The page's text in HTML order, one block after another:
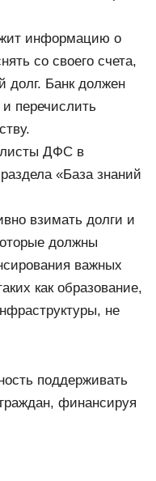
информацию о
со своего счета,
долг. Банк должен
перечислить
ДФС в
«База знаний
взимать долги и
должны
важных
как образование,
не
поддерживать
финансируя